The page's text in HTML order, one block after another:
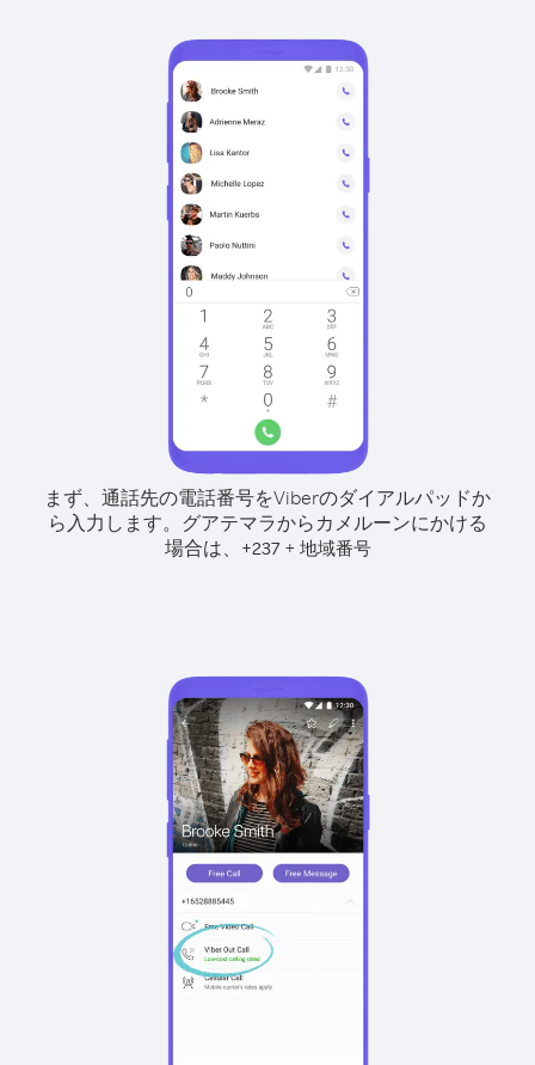
まず、通話先の電話番号をViberのダイアルパッドか
ら入力します。 グアテマラからカメルーンにかける
場合は、
+237+ 地域番号